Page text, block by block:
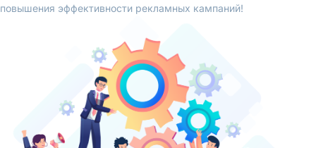
повышения эффективности рекламных кампаний!